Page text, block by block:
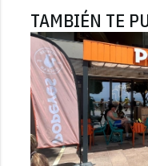
TAMBIÉN TE